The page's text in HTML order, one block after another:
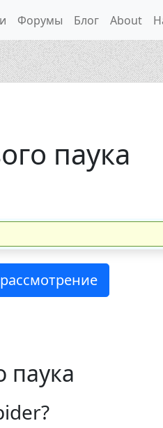
Форумы Блог About
паука
паука